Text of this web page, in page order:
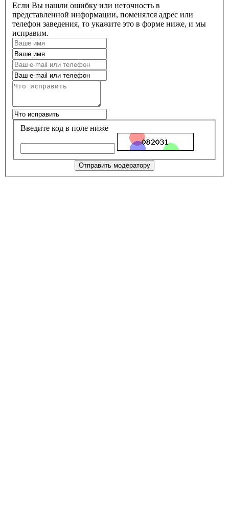
Если Вы нашли ошибку или неточность в
представленной информации, поменялся адрес или
телефон заведения, то укажите это в форме ниже, и мы
исправим.
Введите код в поле ниже
Отправить модератору